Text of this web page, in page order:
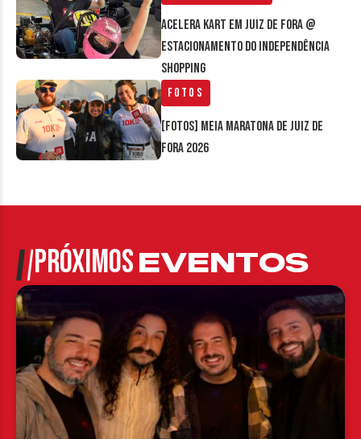
Acelera Kart em Juiz de Fora @
estacionamento do Independência
Shopping
Fotos
[FOTOS] Meia Maratona de Juiz de
Fora 2026
PRÓXIMOSEVENTOS